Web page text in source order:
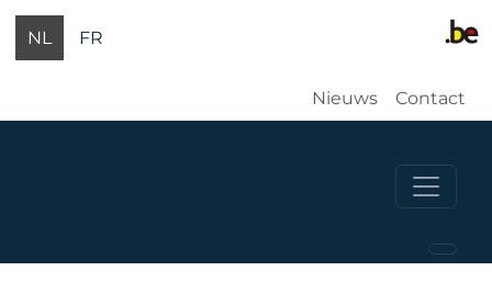
Overslaan en naar de inhoud gaan
NL
FR
Nieuws Contact